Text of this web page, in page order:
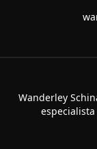
Wanderley